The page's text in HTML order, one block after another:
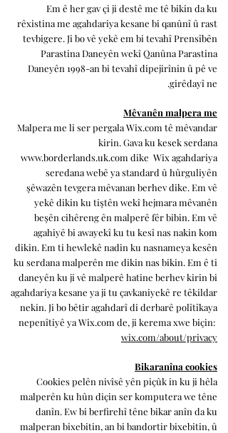
Em ê her gav çi ji destê me tê bikin da ku
rêxistina me agahdariya kesane bi qanûnî û rast
tevbigere. Ji bo vê yekê em bi tevahî Prensîbên
Parastina Daneyên wekî Qanûna Parastina
Daneyên 1998-an bi tevahî dipejirînin û pê ve
girêdayî ne.
Mêvanên malpera me
Malpera me li ser pergala Wix.com tê mêvandar
kirin. Gava ku kesek serdana
www.borderlands.uk.com dike Wix agahdariya
seredana webê ya standard û hûrguliyên
şêwazên tevgera mêvanan berhev dike. Em vê
yekê dikin ku tiştên wekî hejmara mêvanên
beşên cihêreng ên malperê fêr bibin. Em vê
agahiyê bi awayekî ku tu kesî nas nakin kom
dikin. Em ti hewlekê nadin ku nasnameya kesên
ku serdana malperên me dikin nas bikin. Em ê ti
daneyên ku ji vê malperê hatine berhev kirin bi
agahdariya kesane ya ji tu çavkaniyekê re têkildar
nekin. Ji bo bêtir agahdarî di derbarê polîtîkaya
nepenîtiyê ya Wix.com de, ji kerema xwe biçin:
wix.com/about/privacy
Bikaranîna cookies
Cookies pelên nivîsê yên piçûk in ku ji hêla
malperên ku hûn diçin ser komputera we têne
danîn. Ew bi berfirehî têne bikar anîn da ku
malperan bixebitin, an bi bandortir bixebitin, û